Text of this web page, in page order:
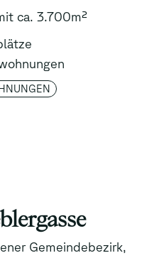
ca. 3.700m²
Gemeindebezirk,